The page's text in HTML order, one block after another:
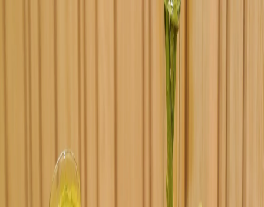
Voir la carte des thés
À propos
Contact